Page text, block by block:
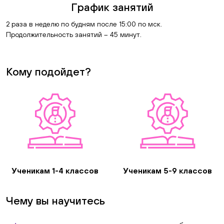
График занятий
2 раза в неделю по будням после 15:00 по мск.
Продолжительность занятий – 45 минут.
Кому подойдет?
Ученикам 1-4 классов Ученикам 5-9 классов
Чему вы научитесь